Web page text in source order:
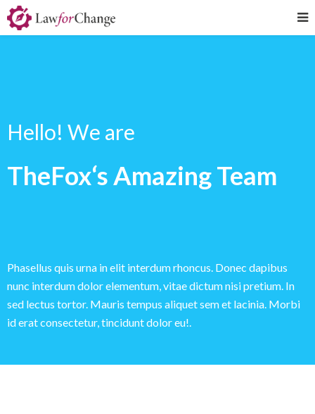
Hello! We are
TheFox‘s Amazing Team
Phasellus quis urna in elit interdum rhoncus. Donec dapibus
nunc interdum dolor elementum, vitae dictum nisi pretium. In
sed lectus tortor. Mauris tempus aliquet sem et lacinia. Morbi
id erat consectetur, tincidunt dolor eu!.